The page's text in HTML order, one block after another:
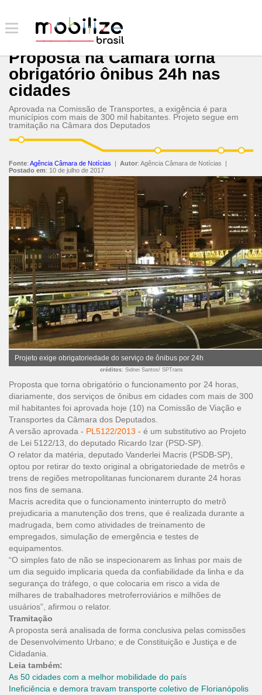
Proposta na Câmara torna
obrigatório ônibus 24h nas
cidades
Aprovada na Comissão de Transportes, a exigência é para
municípios com mais de 300 mil habitantes. Projeto segue em
tramitação na Câmara dos Deputados
Fonte: Agência Câmara de Notícias | Autor: Agência Câmara de Notícias |
Postado em: 10 de julho de 2017
Projeto exige obrigatoriedade do serviço de ônibus por 24h
créditos: Sidnei Santos/ SPTrans
Proposta que torna obrigatório o funcionamento por 24 horas,
diariamente, dos serviços de ônibus em cidades com mais de 300
mil habitantes foi aprovada hoje (10) na Comissão de Viação e
Transportes da Câmara dos Deputados.
A versão aprovada - PL5122/2013 - é um substitutivo ao Projeto
de Lei 5122/13 , do deputado Ricardo Izar (PSD-SP).
O relator da matéria, deputado Vanderlei Macris (PSDB-SP),
optou por retirar do texto original a obrigatoriedade de metrôs e
trens de regiões metropolitanas funcionarem durante 24 horas
nos fins de semana.
Macris acredita que o funcionamento ininterrupto do metrô
prejudicaria a manutenção dos trens, que é realizada durante a
madrugada, bem como atividades de treinamento de
empregados, simulação de emergência e testes de
equipamentos.
“O simples fato de não se inspecionarem as linhas por mais de
um dia seguido implicaria queda da confiabilidade da linha e da
segurança do tráfego, o que colocaria em risco a vida de
milhares de trabalhadores metroferroviários e milhões de
usuários”, afirmou o relator.
Tramitação
A proposta será analisada de forma conclusiva pelas comissões
de Desenvolvimento Urbano; e de Constituição e Justiça e de
Cidadania.
Leia também:
As 50 cidades com a melhor mobilidade do país
Ineficiência e demora travam transporte coletivo de Florianópolis